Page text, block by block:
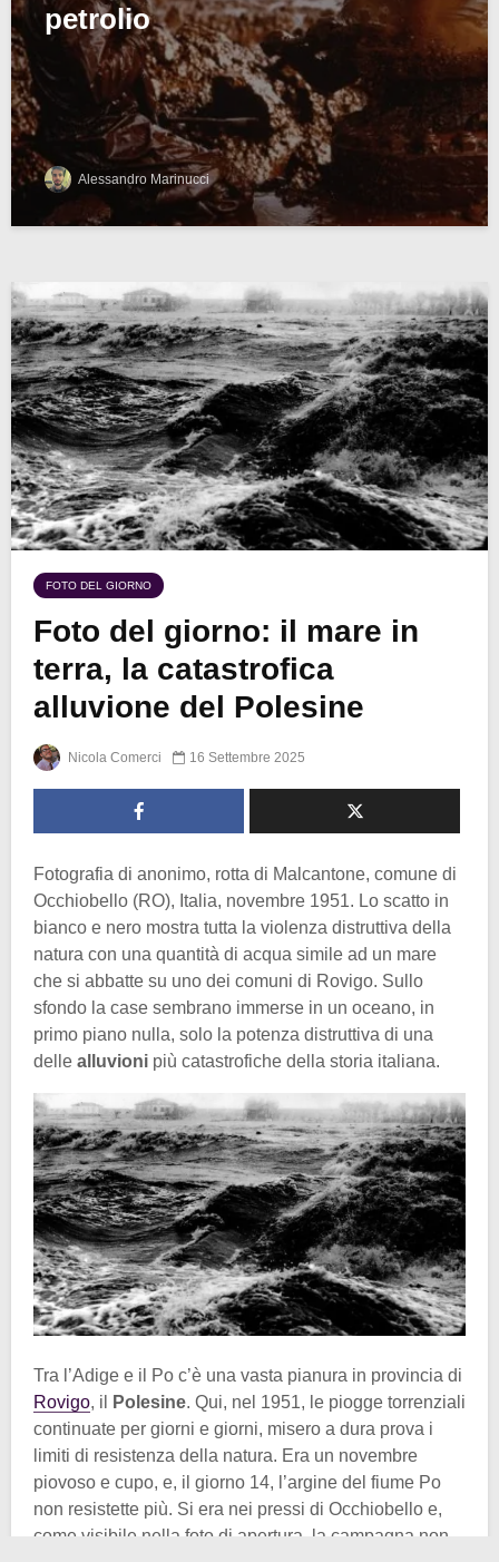
petrolio
Alessandro Marinucci
FOTO DEL GIORNO
Foto del giorno: il mare in
terra, la catastrofica
alluvione del Polesine
Nicola Comerci 16 Settembre 2025
Fotografia di anonimo, rotta di Malcantone, comune di
Occhiobello (RO), Italia, novembre 1951. Lo scatto in
bianco e nero mostra tutta la violenza distruttiva della
natura con una quantità di acqua simile ad un mare
che si abbatte su uno dei comuni di Rovigo. Sullo
sfondo la case sembrano immerse in un oceano, in
primo piano nulla, solo la potenza distruttiva di una
delle alluvioni più catastrofiche della storia italiana.
Tra l’Adige e il Po c’è una vasta pianura in provincia di
Rovigo, il Polesine. Qui, nel 1951, le piogge torrenziali
continuate per giorni e giorni, misero a dura prova i
limiti di resistenza della natura. Era un novembre
piovoso e cupo, e, il giorno 14, l’argine del fiume Po
non resistette più. Si era nei pressi di Occhiobello e,
come visibile nella foto di apertura, la campagna non